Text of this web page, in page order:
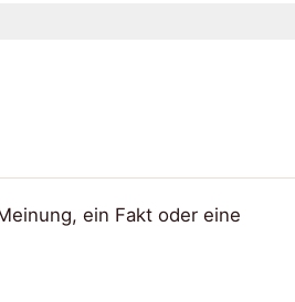
ein Fakt oder eine